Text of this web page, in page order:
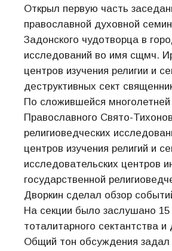
Открыл первую часть
православной духовной
Задонского чудотворца в
исследований во имя сщмч.
центров изучения религии и
деструктивных сект
По сложившейся
Православного Свято-
религиоведческих
центров изучения религий и
исследовательских центров
государственной
Дворкин сделал обзор
На секции было заслушано
тоталитарного сектантства
Общий тон обсуждения задал